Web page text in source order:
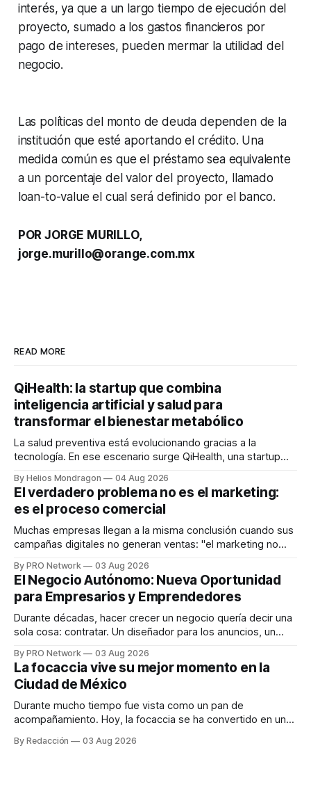
interés, ya que a un largo tiempo de ejecución del
proyecto, sumado a los gastos financieros por
pago de intereses, pueden mermar la utilidad del
negocio.
Las políticas del monto de deuda dependen de la
institución que esté aportando el crédito. Una
medida común es que el préstamo sea equivalente
a un porcentaje del valor del proyecto, llamado
loan-to-value el cual será definido por el banco.
POR JORGE MURILLO,
jorge.murillo@orange.com.mx
READ MORE
QiHealth: la startup que combina
inteligencia artificial y salud para
transformar el bienestar metabólico
La salud preventiva está evolucionando gracias a la
tecnología. En ese escenario surge QiHealth, una startup
dispositivos inteligentes, inteligencia artificial y monitoreo
en tiempo real para ayudar a las personas a tomar mejores
decisiones sobre su salud metabólica. Su propuesta busca
responder
By Helios Mondragon 04 Aug 2026
El verdadero problema no es el marketing:
es el proceso comercial
Muchas empresas llegan a la misma conclusión cuando sus
campañas digitales no generan ventas: "el marketing no
INTERIUS, el problema suele estar en otro lugar. Durante
una entrevista para el podcast SER PRO, el especialista en
marketing digital explicó que
By PRO Network 03 Aug 2026
El Negocio Autónomo: Nueva Oportunidad
para Empresarios y Emprendedores
Durante décadas, hacer crecer un negocio quería decir una
sola cosa: contratar. Un diseñador para los anuncios, un
para los textos, alguien que supiera de publicidad digital
para encontrar prospectos, un vendedor para atender
llamadas y mensajes, y —con suerte— una persona
By PRO Network 03 Aug 2026
La focaccia vive su mejor momento en la
Ciudad de México
Durante mucho tiempo fue vista como un pan de
acompañamiento. Hoy, la focaccia se ha convertido en uno
artesanal, ingredientes de calidad y experiencias que
By Redacción 03 Aug 2026